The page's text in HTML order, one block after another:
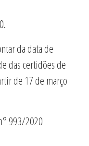
da data de
das certidões de
de 17 de março
993/2020